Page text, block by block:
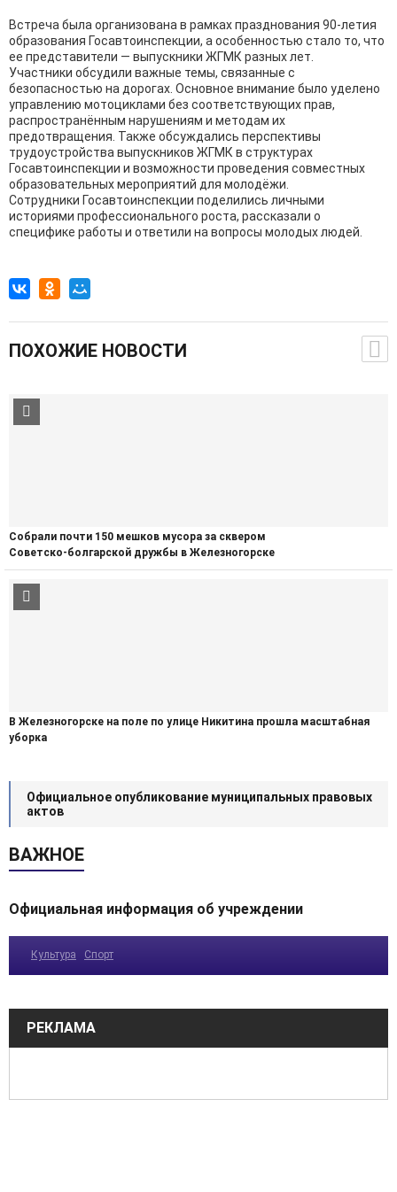
Встреча была организована в рамках празднования 90‑летия
образования Госавтоинспекции, а особенностью стало то, что
ее представители — выпускники ЖГМК разных лет.
Участники обсудили важные темы, связанные с
безопасностью на дорогах. Основное внимание было уделено
управлению мотоциклами без соответствующих прав,
распространённым нарушениям и методам их
предотвращения. Также обсуждались перспективы
трудоустройства выпускников ЖГМК в структурах
Госавтоинспекции и возможности проведения совместных
образовательных мероприятий для молодёжи.
Сотрудники Госавтоинспекции поделились личными
историями профессионального роста, рассказали о
специфике работы и ответили на вопросы молодых людей.
ПОХОЖИЕ НОВОСТИ
Собрали почти 150 мешков мусора за сквером
Советско‑болгарской дружбы в Железногорске
В Железногорске на поле по улице Никитина прошла масштабная
уборка
Официальное опубликование муниципальных правовых
актов
ВАЖНОЕ
Официальная информация об учреждении
Культура Спорт
РЕКЛАМА